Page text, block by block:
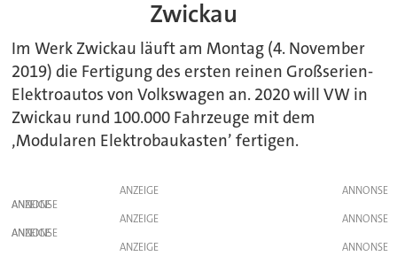
Zwickau
Im Werk Zwickau läuft am Montag (4. November
2019) die Fertigung des ersten reinen Großserien-
Elektroautos von Volkswagen an. 2020 will VW in
Zwickau rund 100.000 Fahrzeuge mit dem
‚Modularen Elektrobaukasten’ fertigen.
ANZEIGE
ANZEIGE
ANZEIGE
ANZEIGE
ANZEIGE